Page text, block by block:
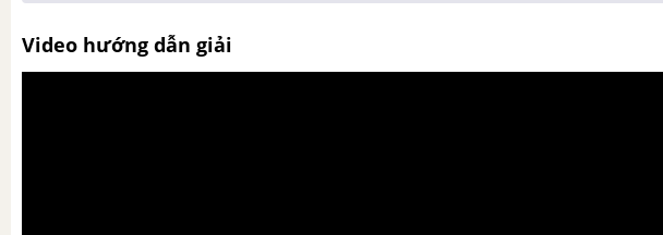
Video hướng dẫn giải